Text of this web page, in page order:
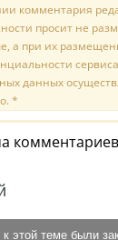
комментария
просит не
а при их
данных
*
этой теме были